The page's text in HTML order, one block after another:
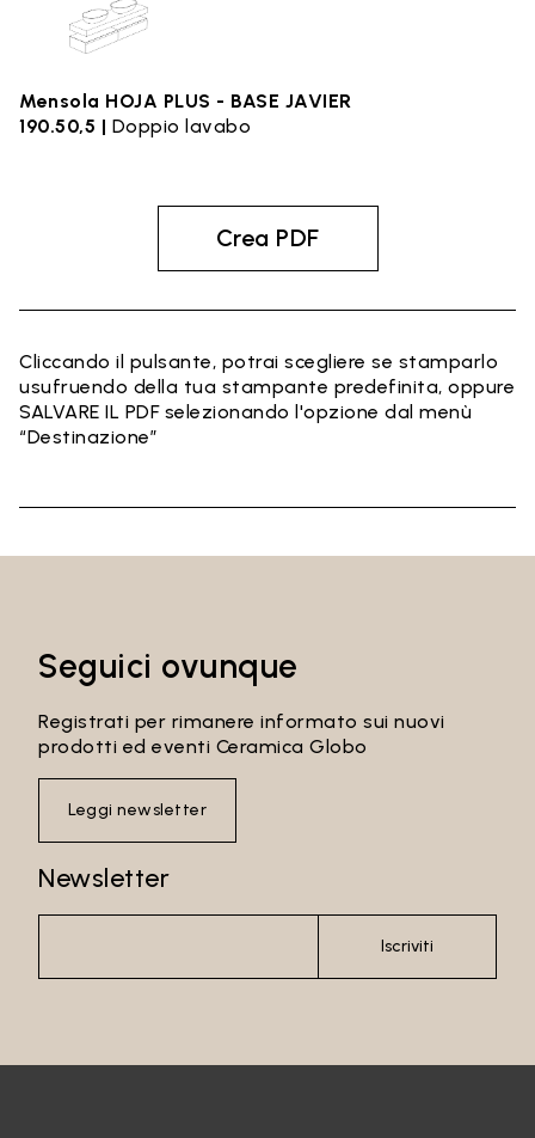
Mensola HOJA PLUS - BASE JAVIER
190.50,5 | Doppio lavabo
Crea PDF
Cliccando il pulsante, potrai scegliere se stamparlo
usufruendo della tua stampante predefinita, oppure
SALVARE IL PDF selezionando l'opzione dal menù
“Destinazione”
Seguici ovunque
Registrati per rimanere informato sui nuovi
prodotti ed eventi Ceramica Globo
Leggi newsletter
Newsletter
Iscriviti